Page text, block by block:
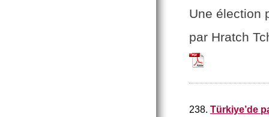
Une élection
par Hratch
238. Türkiye’de